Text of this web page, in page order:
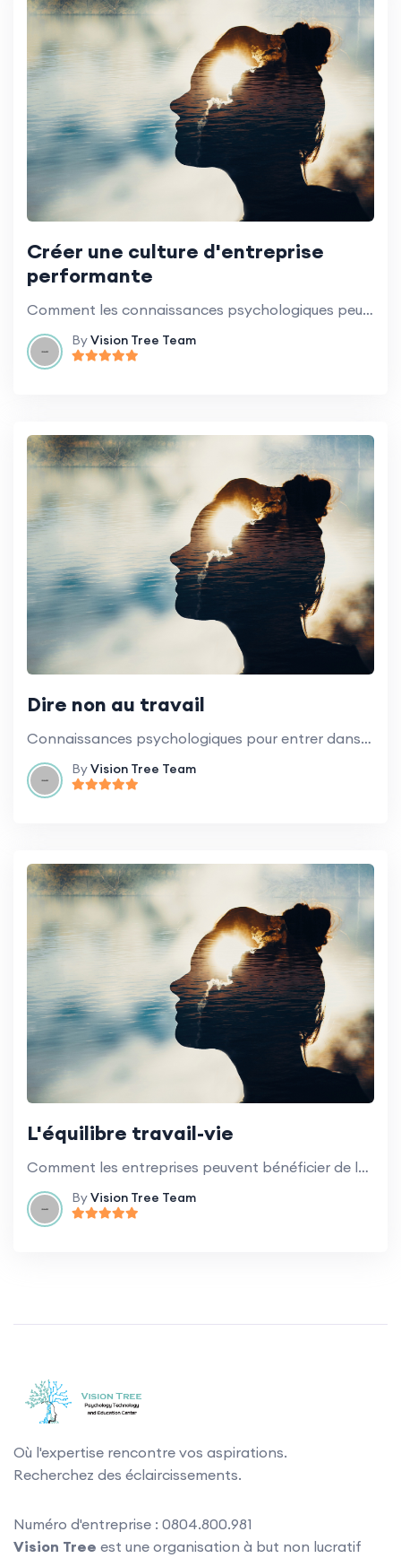
Créer une culture d'entreprise
performante
Comment les connaissances psychologiques peuvent aider à construire une culture du succès.
ByVision Tree Team
Dire non au travail
Connaissances psychologiques pour entrer dans des conversations difficiles et établir des limites.
ByVision Tree Team
L'équilibre travail-vie
Comment les entreprises peuvent bénéficier de la promotion d'un équilibre sain entre vie professionnelle et vie privée pour les employés.
ByVision Tree Team
Où l'expertise rencontre vos aspirations.
Recherchez des éclaircissements.
Numéro d'entreprise : 0804.800.981
Vision Tree est une organisation à but non lucratif